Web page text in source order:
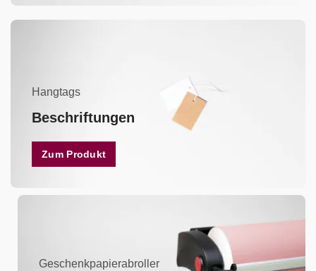
Hangtags
Beschriftungen
Zum Produkt
Geschenkpapierabroller